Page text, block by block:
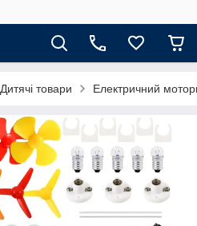
Дитячі товари Електричний